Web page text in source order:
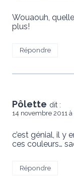
Wouaouh,
plus!
Répondre
Pôlette dit :
14 novembre 2011 à
c’est génial, il y
ces couleurs…
Répondre